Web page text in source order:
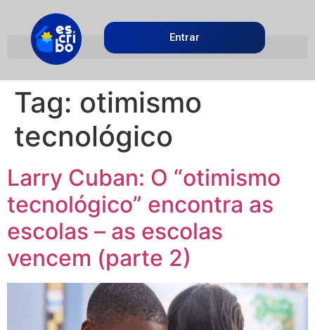
Entrar
Tag: otimismo
tecnológico
Larry Cuban: O “otimismo
tecnológico” encontra as
escolas – as escolas
vencem (parte 2)